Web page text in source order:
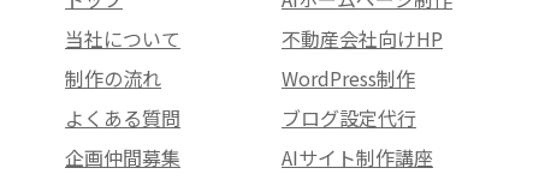
当社について
制作の流れ
よくある質問
企画仲間募集
不動産会社向けHP
WordPress制作
ブログ設定代行
AIサイト制作講座